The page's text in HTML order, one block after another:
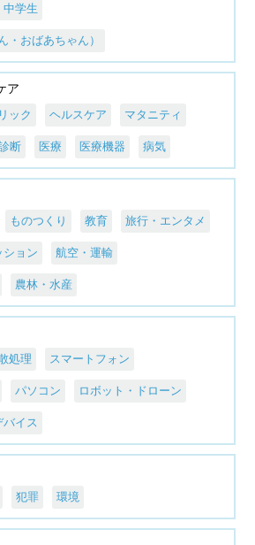
中学生
・おばあちゃん）
ア
ック ヘルスケア マタニティ
断 医療 医療機器 病気
ものつくり 教育 旅行・エンタメ
ション 航空・運輸
農林・水産
処理 スマートフォン
パソコン ロボット・ドローン
バイス
犯罪 環境